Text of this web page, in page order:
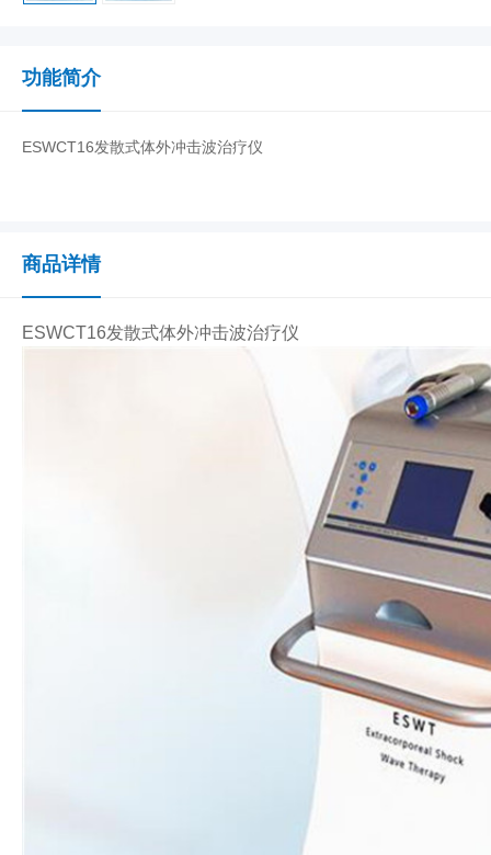
功能简介
ESWCT16发散式体外冲击波治疗仪
商品详情
ESWCT16发散式体外冲击波治疗仪